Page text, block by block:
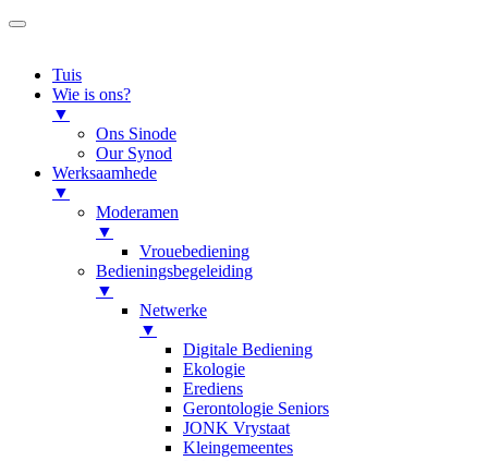
Tuis
Wie is ons?
▼
Ons Sinode
Our Synod
Werksaamhede
▼
Moderamen
▼
Vrouebediening
Bedieningsbegeleiding
▼
Netwerke
▼
Digitale Bediening
Ekologie
Erediens
Gerontologie Seniors
JONK Vrystaat
Kleingemeentes